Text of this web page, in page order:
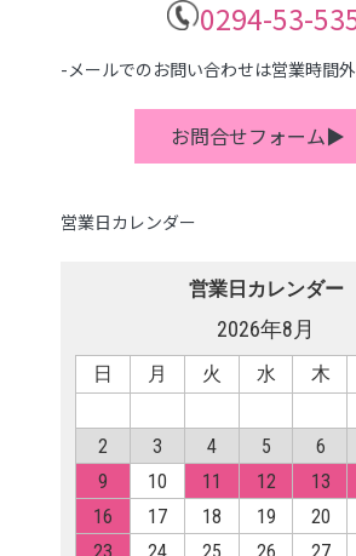
0294-53-
-メールでのお問い合わせは営業時間
お問合せフォーム▶
営業日カレンダー